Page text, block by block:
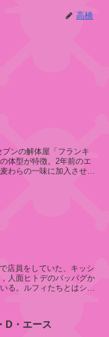
高橋
体型が特徴。2年前のエ
わらの一味に加入させる
人面ヒトデのパッパグか
る。ルフィたちとはシャ
D・エース